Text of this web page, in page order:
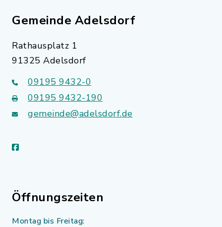
Gemeinde Adelsdorf
Rathausplatz 1
91325 Adelsdorf
09195 9432-0
09195 9432-190
gemeinde@adelsdorf.de
facebook
Öffnungszeiten
Montag bis Freitag: